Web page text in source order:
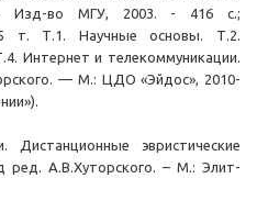
Изд-во МГУ, 2003. - 416 с.;
5 т. Т.1. Научные основы. Т.2.
Интернет и телекоммуникации.
— М.: ЦДО «Эйдос», 2010-
Дистанционные эвристические
ред. А.В.Хуторского. – М.: Элит-